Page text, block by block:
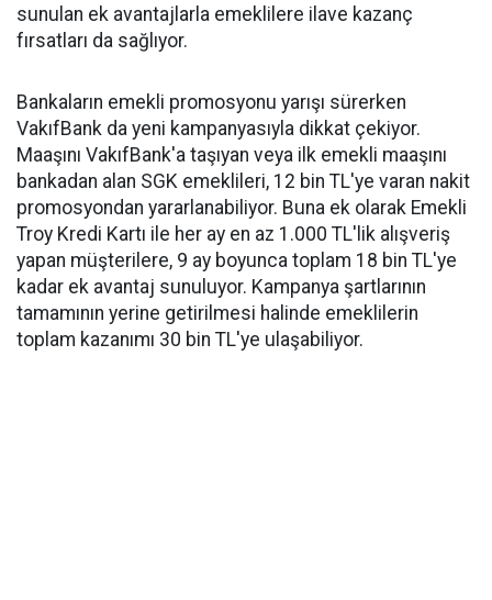
sunulan ek avantajlarla emeklilere ilave kazanç
fırsatları da sağlıyor.
Bankaların emekli promosyonu yarışı sürerken
VakıfBank da yeni kampanyasıyla dikkat çekiyor.
Maaşını VakıfBank'a taşıyan veya ilk emekli maaşını
bankadan alan SGK emeklileri, 12 bin TL'ye varan nakit
promosyondan yararlanabiliyor. Buna ek olarak Emekli
Troy Kredi Kartı ile her ay en az 1.000 TL'lik alışveriş
yapan müşterilere, 9 ay boyunca toplam 18 bin TL'ye
kadar ek avantaj sunuluyor. Kampanya şartlarının
tamamının yerine getirilmesi halinde emeklilerin
toplam kazanımı 30 bin TL'ye ulaşabiliyor.